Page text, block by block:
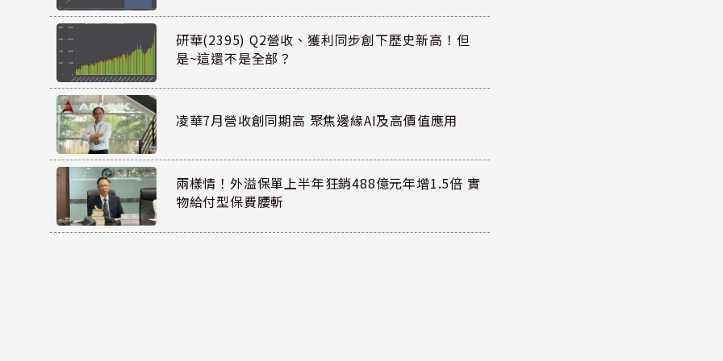
研華(2395) Q2營收、獲利同步創下歷史新高！但
是~這還不是全部？
凌華7月營收創同期高 聚焦邊緣AI及高價值應用
兩樣情！外溢保單上半年狂銷488億元年增1.5倍 實
物給付型保費腰斬